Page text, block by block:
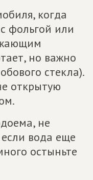
когда
фольгой или
но важно
стекла).
открытую
не
вода еще
остыньте